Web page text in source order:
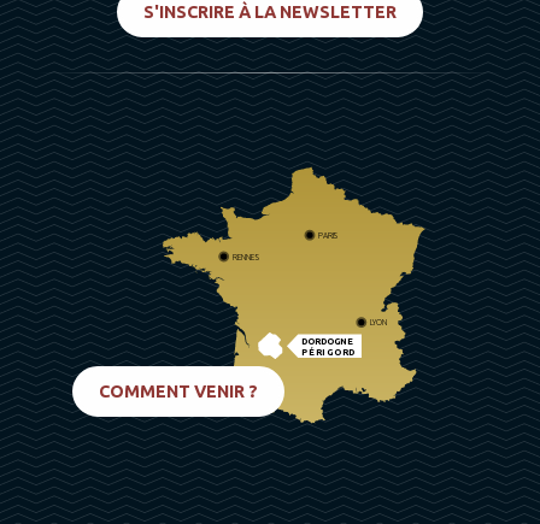
S'INSCRIRE À LA NEWSLETTER
DORDOGNE
PÉRIGORD
PARIS
RENNES
LYON
COMMENT VENIR ?